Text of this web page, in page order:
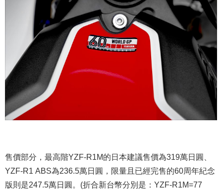
售價部分，最高階YZF-R1M的日本建議售價為319萬日圓、
YZF-R1 ABS為236.5萬日圓，限量且已經完售的60周年紀念
版則是247.5萬日圓。(折合新台幣分別是：YZF-R1M=77